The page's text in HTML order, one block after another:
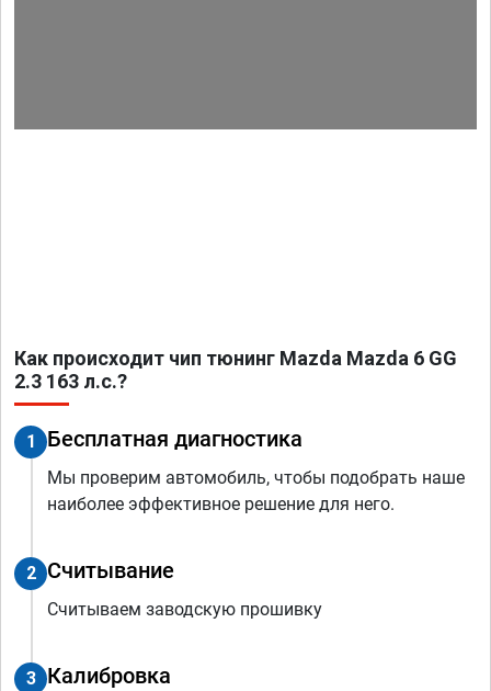
Как происходит чип тюнинг Mazda Mazda 6 GG
2.3 163 л.с.?
1 Бесплатная диагностика
Мы проверим автомобиль, чтобы подобрать наше
наиболее эффективное решение для него.
2 Считывание
Считываем заводскую прошивку
3 Калибровка